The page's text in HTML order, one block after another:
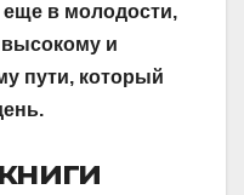
в молодости,
высокому и
пути, который